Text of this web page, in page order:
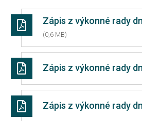
Zápis z výkonné rady
(0,6 MB)
Zápis z výkonné rady
Zápis z výkonné rady